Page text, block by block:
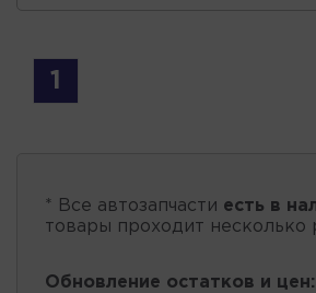
1
* Все автозапчасти есть в
товары проходит несколько
Обновление остатков и цен: